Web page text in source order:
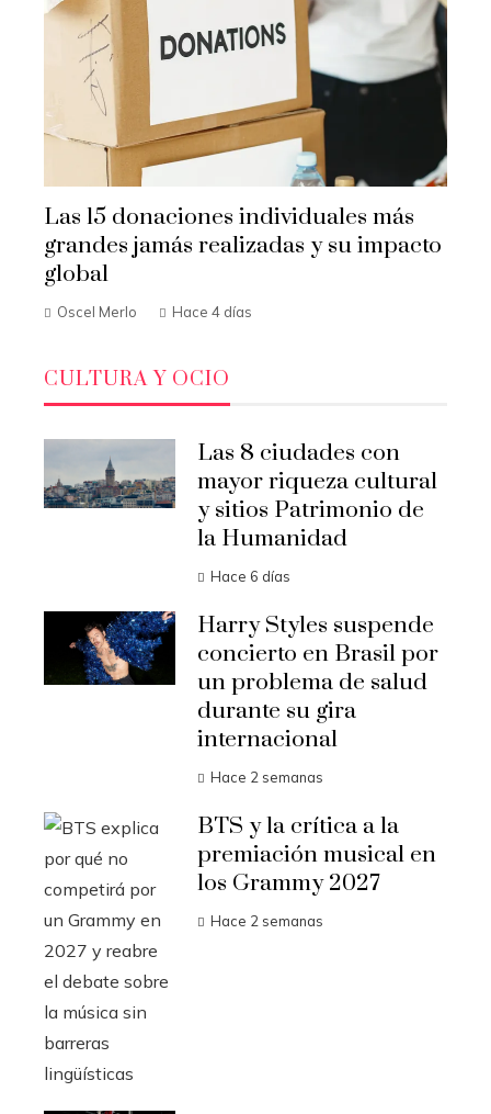
Las 15 donaciones individuales más
grandes jamás realizadas y su impacto
global
Oscel Merlo Hace 4 días
CULTURA Y OCIO
Las 8 ciudades con
mayor riqueza cultural
y sitios Patrimonio de
la Humanidad
Hace 6 días
Harry Styles suspende
concierto en Brasil por
un problema de salud
durante su gira
internacional
Hace 2 semanas
BTS y la crítica a la
premiación musical en
los Grammy 2027
Hace 2 semanas